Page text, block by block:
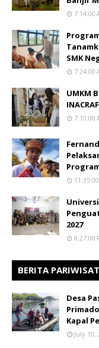
7:14:00
SMK
7:24:00
UMKM
7:10:00
2027
8:27:00
BERITA
​Desa
Kapal
July 10,